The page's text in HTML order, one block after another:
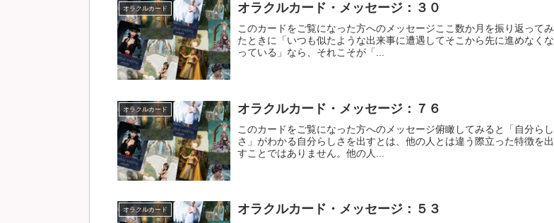
オラクルカード オラクルカード・メッセージ：３０
このカードをご覧になった方へのメッセージここ数か月を振り返ってみ
たときに「いつも似たような出来事に遭遇してそこから先に進めなくな
っている」なら、それこそが「...
オラクルカード オラクルカード・メッセージ：７６
このカードをご覧になった方へのメッセージ俯瞰してみると「自分らし
さ」がわかる自分らしさを出すとは、他の人とは違う際立った特徴を出
すことではありません。他の人...
オラクルカード オラクルカード・メッセージ：５３